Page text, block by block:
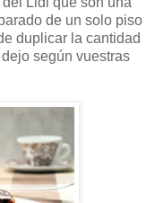
de un solo piso
duplicar la cantidad
según vuestras